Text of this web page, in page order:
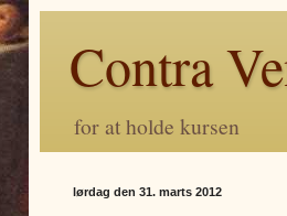
Contra
for at holde kursen
lørdag den 31. marts 2012